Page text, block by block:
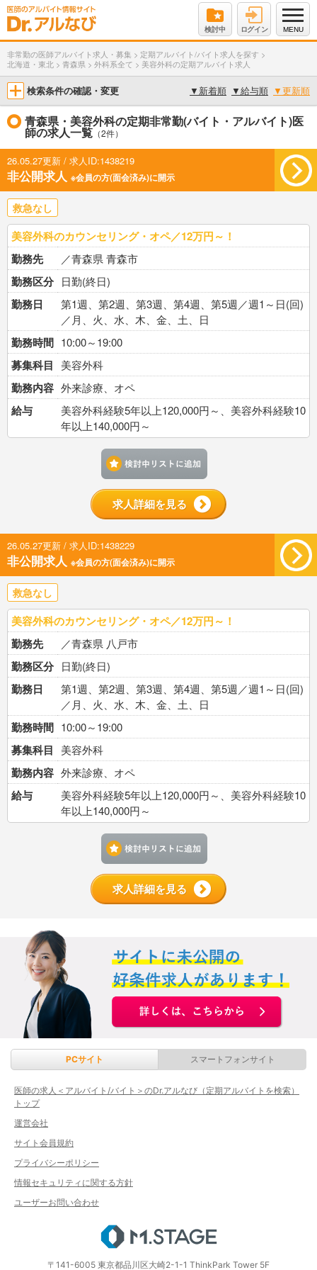
検討中 ログイン MENU
非常勤の医師アルバイト求人・募集 > 定期アルバイト/バイト求人を探す >
北海道・東北 > 青森県 > 外科系全て > 美容外科の定期アルバイト求人
検索条件の確認・変更 ▼ 新着順 ▼給与順 ▼更新順
青森県・美容外科の定期非常勤(バイト・アルバイト)医
師の求人一覧 （2件）
26.05.27更新 / 求人ID:1438219
非公開求人 ※会員の方(面会済み)に開示
救急なし
美容外科のカウンセリング・オペ／12万円～！
勤務先
／青森県 青森市
勤務区分 日勤(終日)
勤務日
第1週、第2週、第3週、第4週、第5週／週1～日(回)
／月、火、水、木、金、土、日
勤務時間 10:00～19:00
募集科目 美容外科
勤務内容 外来診療、オペ
給与
美容外科経験5年以上120,000円～、美容外科経験10
年以上140,000円～
求人詳細を見る
26.05.27更新 / 求人ID:1438229
非公開求人 ※会員の方(面会済み)に開示
救急なし
美容外科のカウンセリング・オペ／12万円～！
勤務先
／青森県 八戸市
勤務区分 日勤(終日)
勤務日
第1週、第2週、第3週、第4週、第5週／週1～日(回)
／月、火、水、木、金、土、日
勤務時間 10:00～19:00
募集科目 美容外科
勤務内容 外来診療、オペ
給与
美容外科経験5年以上120,000円～、美容外科経験10
年以上140,000円～
求人詳細を見る
PCサイト スマートフォンサイト
医師の求人＜アルバイト/バイト＞のDr.アルなび（定期アルバイトを検索）
トップ
運営会社
サイト会員規約
プライバシーポリシー
情報セキュリティに関する方針
ユーザーお問い合わせ
〒141-6005 東京都品川区大崎2-1-1 ThinkPark Tower 5F